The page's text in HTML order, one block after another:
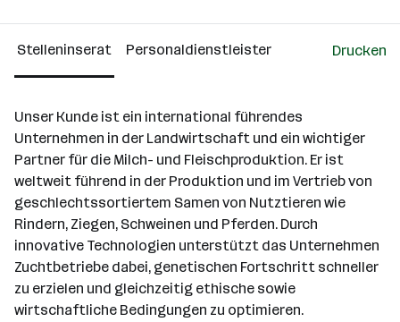
Über das Unternehmen
Wien
Stelleninserat Personaldienstleister Drucken
Unser Kunde ist ein international führendes
Unternehmen in der Landwirtschaft und ein wichtiger
Partner für die Milch- und Fleischproduktion. Er ist
weltweit führend in der Produktion und im Vertrieb von
geschlechtssortiertem Samen von Nutztieren wie
Rindern, Ziegen, Schweinen und Pferden. Durch
innovative Technologien unterstützt das Unternehmen
Zuchtbetriebe dabei, genetischen Fortschritt schneller
zu erzielen und gleichzeitig ethische sowie
wirtschaftliche Bedingungen zu optimieren.